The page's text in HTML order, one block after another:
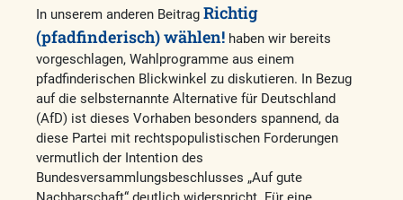
In unserem anderen Beitrag Richtig
(pfadfinderisch) wählen! haben wir bereits
vorgeschlagen, Wahlprogramme aus einem
pfadfinderischen Blickwinkel zu diskutieren. In Bezug
auf die selbsternannte Alternative für Deutschland
(AfD) ist dieses Vorhaben besonders spannend, da
diese Partei mit rechtspopulistischen Forderungen
vermutlich der Intention des
Bundesversammlungsbeschlusses „Auf gute